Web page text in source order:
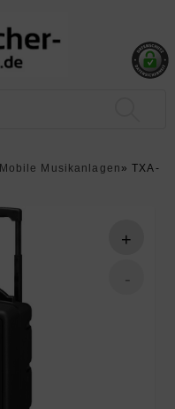
Mobile Musikanlagen »TXA-